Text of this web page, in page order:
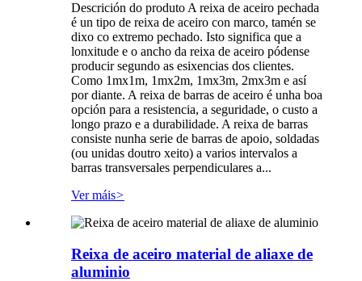
Descrición do produto A reixa de aceiro pechada
é un tipo de reixa de aceiro con marco, tamén se
dixo co extremo pechado. Isto significa que a
lonxitude e o ancho da reixa de aceiro pódense
producir segundo as esixencias dos clientes.
Como 1mx1m, 1mx2m, 1mx3m, 2mx3m e así
por diante. A reixa de barras de aceiro é unha boa
opción para a resistencia, a seguridade, o custo a
longo prazo e a durabilidade. A reixa de barras
consiste nunha serie de barras de apoio, soldadas
(ou unidas doutro xeito) a varios intervalos a
barras transversales perpendiculares a...
Ver máis>
Reixa de aceiro material de aliaxe de
aluminio